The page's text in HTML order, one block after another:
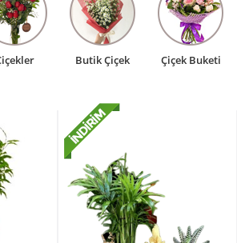
Butik Çiçek Çiçek Buketi